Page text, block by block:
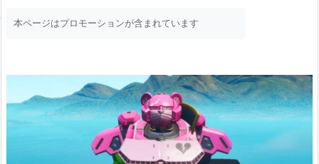
本ページはプロモーションが含まれています